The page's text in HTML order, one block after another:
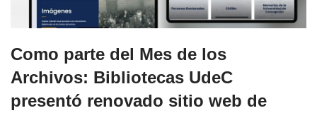
Como parte del Mes de los
Archivos: Bibliotecas UdeC
presentó renovado sitio web de